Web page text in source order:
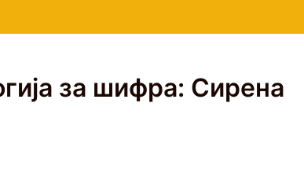
за шифра: Сирена